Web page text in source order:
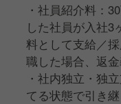
・社員紹介料：
した社員が入社3
料として支給／
職した場合、返
・社内独立・独
てる状態で引き